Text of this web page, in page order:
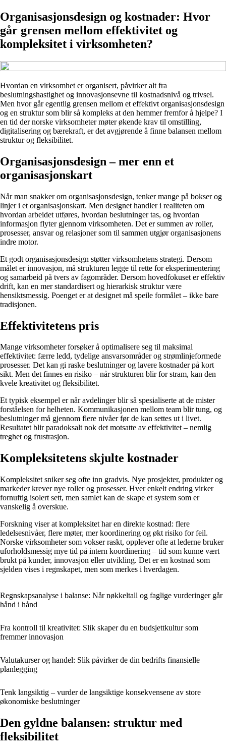
Organisasjonsdesign og kostnader: Hvor
går grensen mellom effektivitet og
kompleksitet i virksomheten?
Hvordan en virksomhet er organisert, påvirker alt fra
beslutningshastighet og innovasjonsevne til kostnadsnivå og trivsel.
Men hvor går egentlig grensen mellom et effektivt organisasjonsdesign
og en struktur som blir så kompleks at den hemmer fremfor å hjelpe? I
en tid der norske virksomheter møter økende krav til omstilling,
digitalisering og bærekraft, er det avgjørende å finne balansen mellom
struktur og fleksibilitet.
Organisasjonsdesign – mer enn et
organisasjonskart
Når man snakker om organisasjonsdesign, tenker mange på bokser og
linjer i et organisasjonskart. Men designet handler i realiteten om
hvordan arbeidet utføres, hvordan beslutninger tas, og hvordan
informasjon flyter gjennom virksomheten. Det er summen av roller,
prosesser, ansvar og relasjoner som til sammen utgjør organisasjonens
indre motor.
Et godt organisasjonsdesign støtter virksomhetens strategi. Dersom
målet er innovasjon, må strukturen legge til rette for eksperimentering
og samarbeid på tvers av fagområder. Dersom hovedfokuset er effektiv
drift, kan en mer standardisert og hierarkisk struktur være
hensiktsmessig. Poenget er at designet må speile formålet – ikke bare
tradisjonen.
Effektivitetens pris
Mange virksomheter forsøker å optimalisere seg til maksimal
effektivitet: færre ledd, tydelige ansvarsområder og strømlinjeformede
prosesser. Det kan gi raske beslutninger og lavere kostnader på kort
sikt. Men det finnes en risiko – når strukturen blir for stram, kan den
kvele kreativitet og fleksibilitet.
Et typisk eksempel er når avdelinger blir så spesialiserte at de mister
forståelsen for helheten. Kommunikasjonen mellom team blir tung, og
beslutninger må gjennom flere nivåer før de kan settes ut i livet.
Resultatet blir paradoksalt nok det motsatte av effektivitet – nemlig
treghet og frustrasjon.
Kompleksitetens skjulte kostnader
Kompleksitet sniker seg ofte inn gradvis. Nye prosjekter, produkter og
markeder krever nye roller og prosesser. Hver enkelt endring virker
fornuftig isolert sett, men samlet kan de skape et system som er
vanskelig å overskue.
Forskning viser at kompleksitet har en direkte kostnad: flere
ledelsesnivåer, flere møter, mer koordinering og økt risiko for feil.
Norske virksomheter som vokser raskt, opplever ofte at lederne bruker
uforholdsmessig mye tid på intern koordinering – tid som kunne vært
brukt på kunder, innovasjon eller utvikling. Det er en kostnad som
sjelden vises i regnskapet, men som merkes i hverdagen.
Regnskapsanalyse i balanse: Når nøkkeltall og faglige vurderinger går
hånd i hånd
Fra kontroll til kreativitet: Slik skaper du en budsjettkultur som
fremmer innovasjon
Valutakurser og handel: Slik påvirker de din bedrifts finansielle
planlegging
Tenk langsiktig – vurder de langsiktige konsekvensene av store
økonomiske beslutninger
Den gyldne balansen: struktur med
fleksibilitet